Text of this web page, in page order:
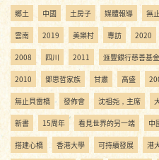
鄉土 中國 土房子 媒體報導 無
雲南 2019 美樂村 專訪 2020
2008 四川 2011 滙豐銀行慈善基金
2010 鄧思哲家族 甘肅 高盛
無止貝雷橋 發佈會 沈祖尧，主席
新書 15周年 看見世界的另一端 中
搭建心橋 香港大學 可持續發展 港